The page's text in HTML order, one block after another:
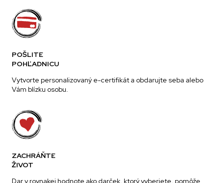
POŠLITE
POHĽADNICU
Vytvorte personalizovaný e-certifikát a obdarujte seba alebo
Vám blízku osobu.
ZACHRÁŇTE
ŽIVOT
Dar v rovnakej hodnote ako darček, ktorý vyberiete, pomôže